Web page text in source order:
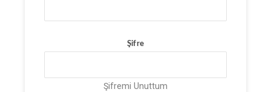
Şifre
Şifremi Unuttum